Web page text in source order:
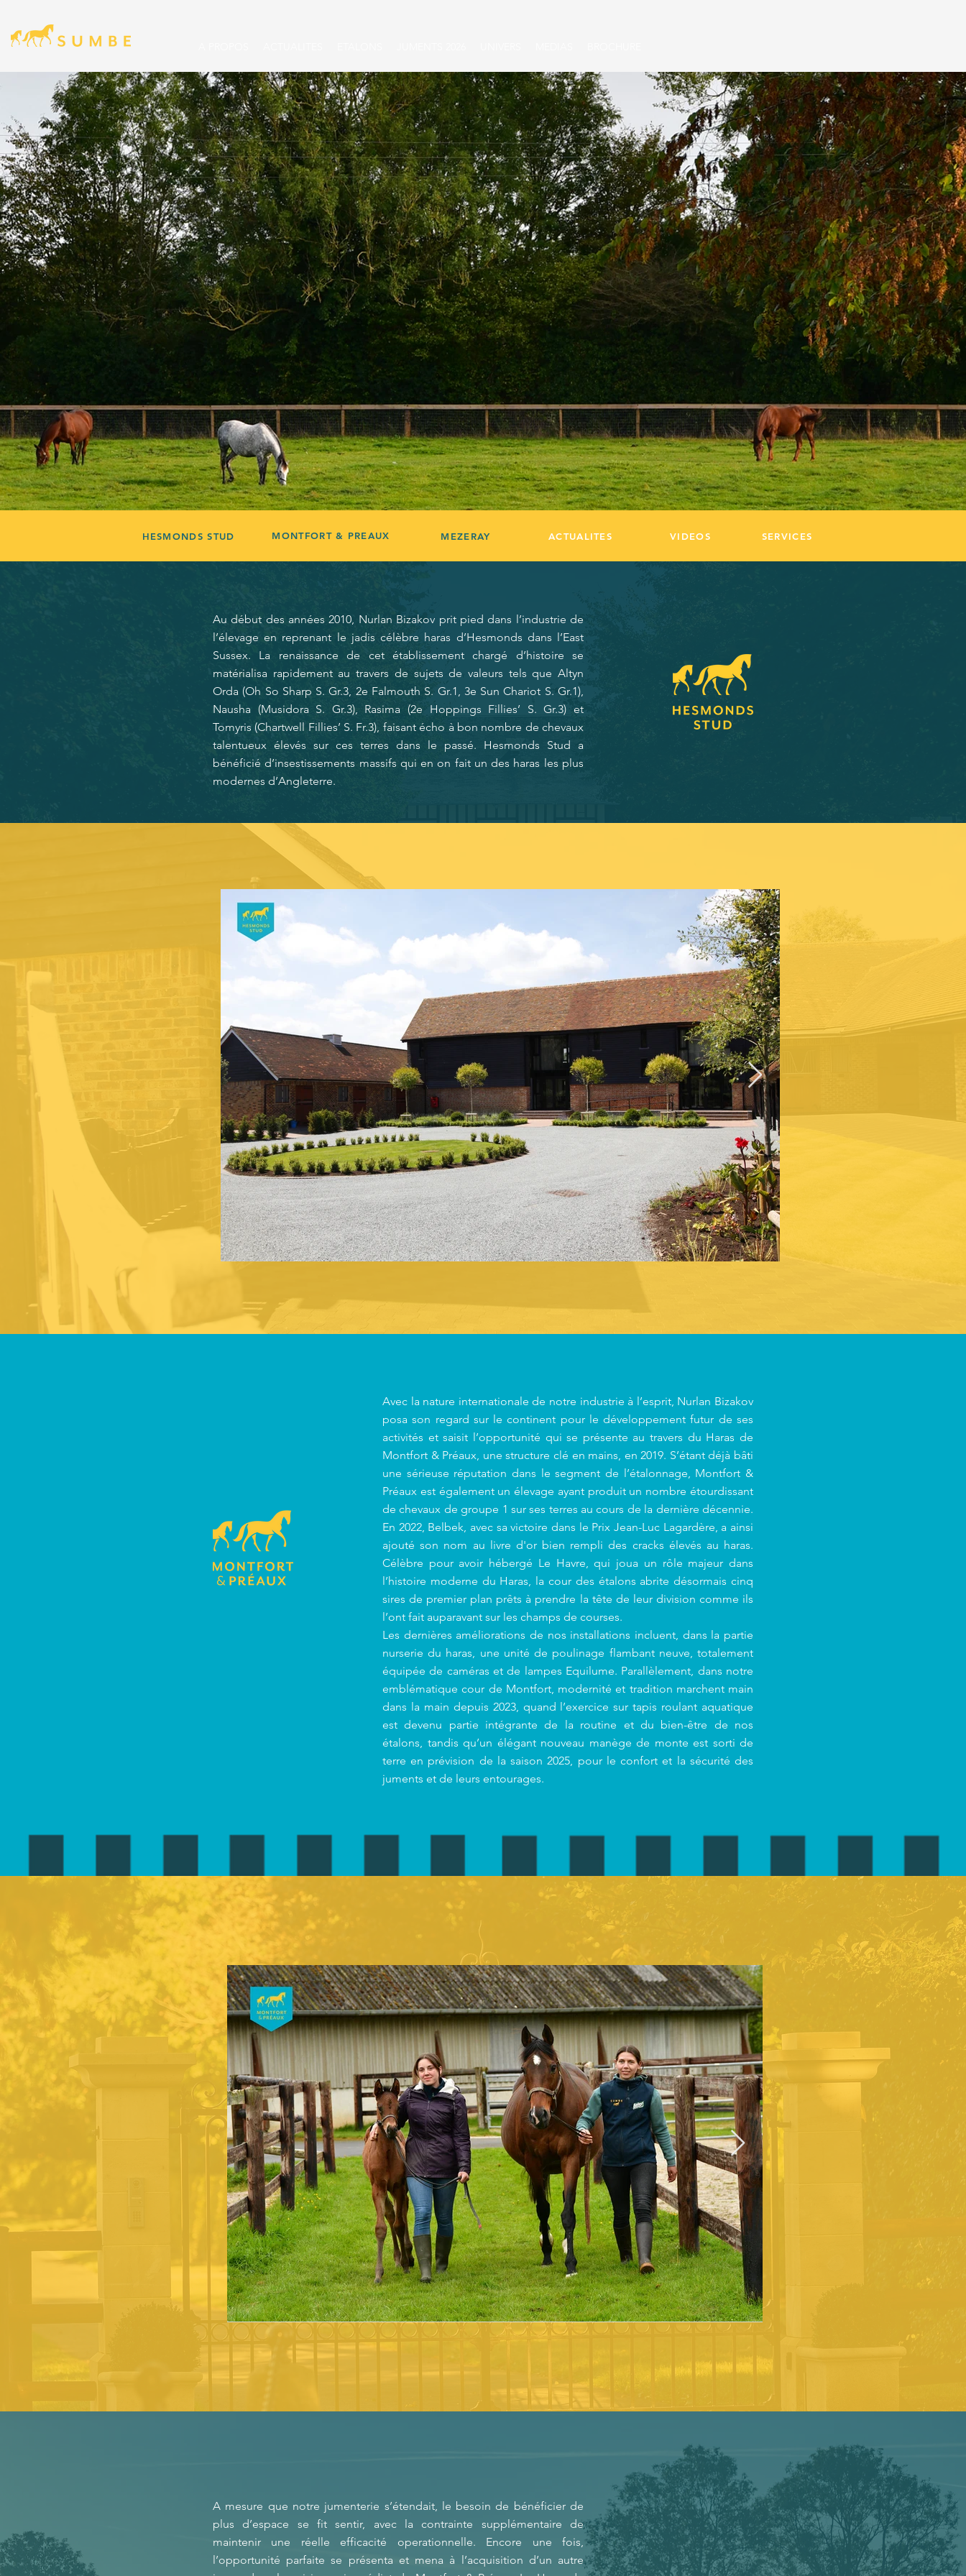
HESMONDS STUD MONTFORT & PREAUX MEZERAY ACTUALITES VIDEOS SERVICES
Au début des années 2010, Nurlan Bizakov prit pied dans l’industrie de
l’élevage en reprenant le jadis célèbre haras d’Hesmonds dans l’East
Sussex. La renaissance de cet établissement chargé d’histoire se
matérialisa rapidement au travers de sujets de valeurs tels que Altyn
Orda (Oh So Sharp S. Gr.3, 2e Falmouth S. Gr.1, 3e Sun Chariot S. Gr.1),
Nausha (Musidora S. Gr.3), Rasima (2e Hoppings Fillies’ S. Gr.3) et
Tomyris (Chartwell Fillies’ S. Fr.3), faisant écho à bon nombre de chevaux
talentueux élevés sur ces terres dans le passé. Hesmonds Stud a
bénéficié d’insestissements massifs qui en on fait un des haras les plus
modernes d’Angleterre.
Avec la nature internationale de notre industrie à l’esprit, Nurlan Bizakov
posa son regard sur le continent pour le développement futur de ses
activités et saisit l’opportunité qui se présente au travers du Haras de
Montfort & Préaux, une structure clé en mains, en 2019. S’étant déjà bâti
une sérieuse réputation dans le segment de l’étalonnage, Montfort &
Préaux est également un élevage ayant produit un nombre étourdissant
de chevaux de groupe 1 sur ses terres au cours de la dernière décennie.
En 2022, Belbek, avec sa victoire dans le Prix Jean-Luc Lagardère, a ainsi
ajouté son nom au livre d'or bien rempli des cracks élevés au haras.
Célèbre pour avoir hébergé Le Havre, qui joua un rôle majeur dans
l’histoire moderne du Haras, la cour des étalons abrite désormais cinq
sires de premier plan prêts à prendre la tête de leur division comme ils
l’ont fait auparavant sur les champs de courses.
Les dernières améliorations de nos installations incluent, dans la partie
nurserie du haras, une unité de poulinage flambant neuve, totalement
équipée de caméras et de lampes Equilume. Parallèlement, dans notre
emblématique cour de Montfort, modernité et tradition marchent main
dans la main depuis 2023, quand l’exercice sur tapis roulant aquatique
est devenu partie intégrante de la routine et du bien-être de nos
étalons, tandis qu’un élégant nouveau manège de monte est sorti de
terre en prévision de la saison 2025, pour le confort et la sécurité des
juments et de leurs entourages.
A mesure que notre jumenterie s’étendait, le besoin de bénéficier de
plus d’espace se fit sentir, avec la contrainte supplémentaire de
maintenir une réelle efficacité operationnelle. Encore une fois,
l’opportunité parfaite se présenta et mena à l’acquisition d’un autre